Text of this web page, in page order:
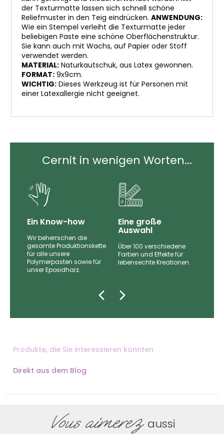
der Texturmatte lassen sich schnell schöne
Reliefmuster in den Teig eindrücken. ANWENDUNG:
Wie ein Stempel verleiht die Texturmatte jeder
beliebigen Paste eine schöne Oberflächenstruktur.
Sie kann auch mit Wachs, auf Papier oder Stoff
verwendet werden.
MATERIAL: Naturkautschuk, aus Latex gewonnen.
FORMAT: 9x9cm.
WICHTIG: Dieses Werkzeug ist für Personen mit
einer Latexallergie nicht geeignet.
Cernit in wenigen Worten...
Ein Know-how
Wir beherrschen die
gesamte Produktionskette
für alle unsere
Polymerpasten sowie für
unser Epoxidharz.
Eine große
Auswahl
Über 100 verschiedene
Farben und Effekte für
lebensechte Kreationen.
Produkte, die Sie interessieren könnten
Direkt aus dem Blog
Vous aimerezaussi